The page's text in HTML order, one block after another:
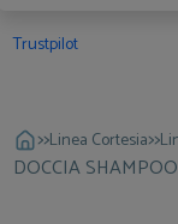
Trustpilot
>>Linea Cortesia>>
DOCCIA